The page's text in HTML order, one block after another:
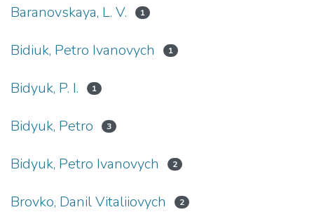
Baranovskaya, L. V. 1
Bidiuk, Petro Ivanovych 1
Bidyuk, P. I. 1
Bidyuk, Petro 3
Bidyuk, Petro Ivanovych 2
Brovko, Danil Vitaliiovych 2